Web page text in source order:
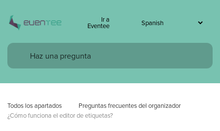
Ir a
Eventee
Todos los apartados
Preguntas frecuentes del organizador
¿Cómo funciona el editor de etiquetas?